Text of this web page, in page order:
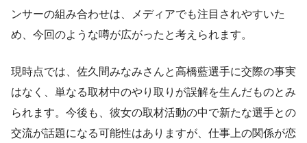
ンサーの組み合わせは、メディアでも注目されやすいた
め、今回のような噂が広がったと考えられます。
現時点では、佐久間みなみさんと高橋藍選手に交際の事実
はなく、単なる取材中のやり取りが誤解を生んだものとみ
られます。今後も、彼女の取材活動の中で新たな選手との
交流が話題になる可能性はありますが、仕事上の関係が恋